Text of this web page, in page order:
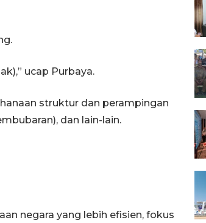
ucap Purbaya.
struktur dan perampingan
dan lain-lain.
negara yang lebih efisien, fokus